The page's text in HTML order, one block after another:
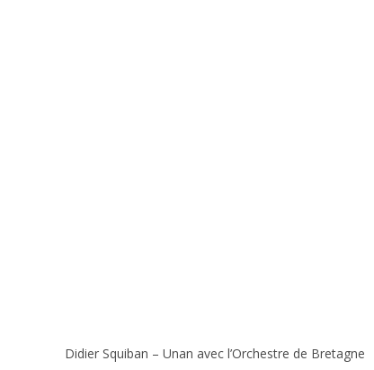
Didier Squiban – Unan avec l’Orchestre de Bretagne